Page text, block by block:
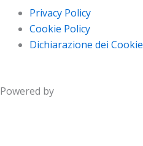
Privacy Policy
Cookie Policy
Dichiarazione dei Cookie
Powered by